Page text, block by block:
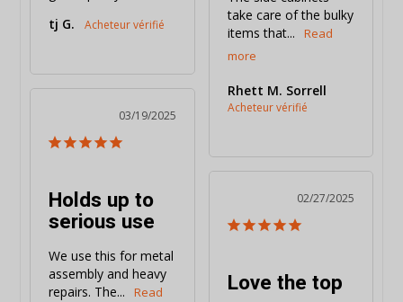
tj G.
take care of the bulky
items that...
Rhett M. Sorrell
03/19/2025
Holds up to
serious use
We use this for metal
assembly and heavy
repairs. The...
02/27/2025
Love the top